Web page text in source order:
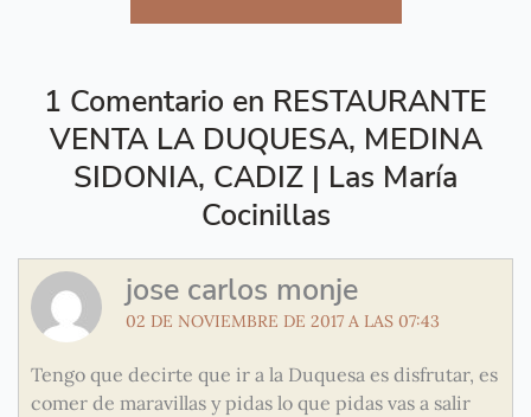
1 Comentario en RESTAURANTE
VENTA LA DUQUESA, MEDINA
SIDONIA, CADIZ | Las María
Cocinillas
jose carlos monje
02 DE NOVIEMBRE DE 2017 A LAS 07:43
Tengo que decirte que ir a la Duquesa es disfrutar, es
comer de maravillas y pidas lo que pidas vas a salir